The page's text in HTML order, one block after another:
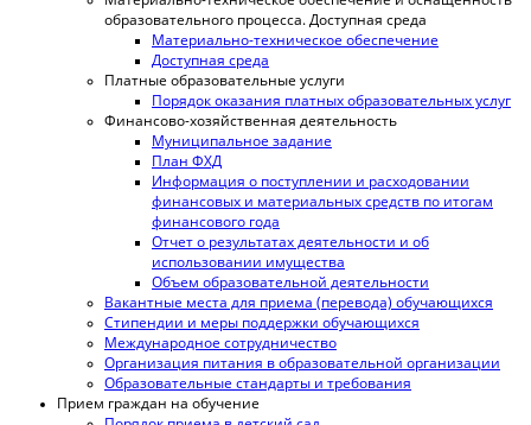
образовательного процесса. Доступная среда
Материально-техническое обеспечение
Доступная среда
Платные образовательные услуги
Порядок оказания платных образовательных услуг
Финансово-хозяйственная деятельность
Муниципальное задание
План ФХД
Информация о поступлении и расходовании
финансовых и материальных средств по итогам
финансового года
Отчет о результатах деятельности и об
использовании имущества
Объем образовательной деятельности
Вакантные места для приема (перевода) обучающихся
Стипендии и меры поддержки обучающихся
Международное сотрудничество
Организация питания в образовательной организации
Образовательные стандарты и требования
Прием граждан на обучение